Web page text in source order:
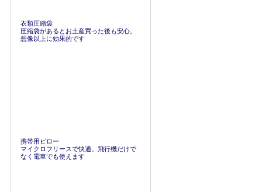
衣類圧縮袋
圧縮袋があるとお土産買った後も安心。
想像以上に効果的です
携帯用ピロー
マイクロフリースで快適。飛行機だけで
なく電車でも使えます